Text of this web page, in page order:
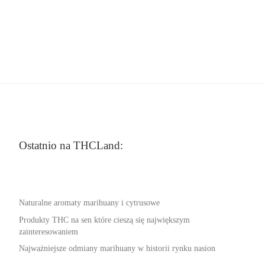
Ostatnio na THCLand:
Naturalne aromaty marihuany i cytrusowe
Produkty THC na sen które cieszą się największym
zainteresowaniem
Najważniejsze odmiany marihuany w historii rynku nasion